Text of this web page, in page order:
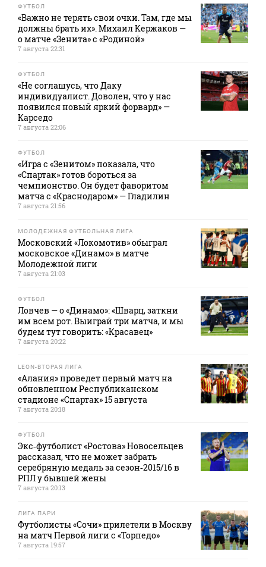
ФУТБОЛ
«Важно не терять свои очки. Там, где мы
должны брать их». Михаил Кержаков —
о матче «Зенита» с «Родиной»
7 августа 22:31
ФУТБОЛ
«Не соглашусь, что Даку
индивидуалист. Доволен, что у нас
появился новый яркий форвард» —
Карседо
7 августа 22:06
ФУТБОЛ
«Игра с «Зенитом» показала, что
«Спартак» готов бороться за
чемпионство. Он будет фаворитом
матча с «Краснодаром» — Гладилин
7 августа 21:56
МОЛОДЕЖНАЯ ФУТБОЛЬНАЯ ЛИГА
Московский «Локомотив» обыграл
московское «Динамо» в матче
Молодежной лиги
7 августа 21:03
ФУТБОЛ
Ловчев — о «Динамо»: «Шварц, заткни
им всем рот. Выиграй три матча, и мы
будем тут говорить: «Красавец»
7 августа 20:22
LEON-ВТОРАЯ ЛИГА
«Алания» проведет первый матч на
обновленном Республиканском
стадионе «Спартак» 15 августа
7 августа 20:18
ФУТБОЛ
Экс‑футболист «Ростова» Новосельцев
рассказал, что не может забрать
серебряную медаль за сезон‑2015/16 в
РПЛ у бывшей жены
7 августа 20:13
ЛИГА ПАРИ
Футболисты «Сочи» прилетели в Москву
на матч Первой лиги с «Торпедо»
7 августа 19:57